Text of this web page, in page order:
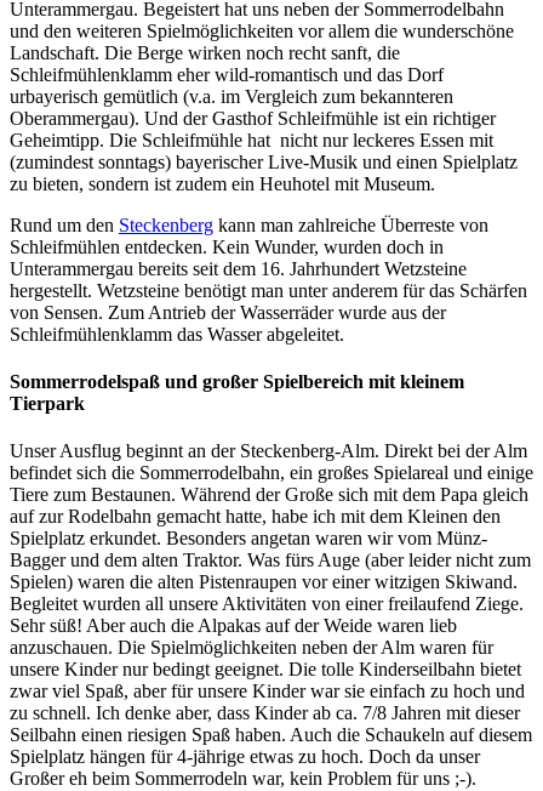
Unterammergau. Begeistert hat uns neben der Sommerrodelbahn
und den weiteren Spielmöglichkeiten vor allem die wunderschöne
Landschaft. Die Berge wirken noch recht sanft, die
Schleifmühlenklamm eher wild-romantisch und das Dorf
urbayerisch gemütlich (v.a. im Vergleich zum bekannteren
Oberammergau). Und der Gasthof Schleifmühle ist ein richtiger
Geheimtipp. Die Schleifmühle hat nicht nur leckeres Essen mit
(zumindest sonntags) bayerischer Live-Musik und einen Spielplatz
zu bieten, sondern ist zudem ein Heuhotel mit Museum.
Rund um den Steckenberg kann man zahlreiche Überreste von
Schleifmühlen entdecken. Kein Wunder, wurden doch in
Unterammergau bereits seit dem 16. Jahrhundert Wetzsteine
hergestellt. Wetzsteine benötigt man unter anderem für das Schärfen
von Sensen. Zum Antrieb der Wasserräder wurde aus der
Schleifmühlenklamm das Wasser abgeleitet.
Sommerrodelspaß und großer Spielbereich mit kleinem
Tierpark
Unser Ausflug beginnt an der Steckenberg-Alm. Direkt bei der Alm
befindet sich die Sommerrodelbahn, ein großes Spielareal und einige
Tiere zum Bestaunen. Während der Große sich mit dem Papa gleich
auf zur Rodelbahn gemacht hatte, habe ich mit dem Kleinen den
Spielplatz erkundet. Besonders angetan waren wir vom Münz-
Bagger und dem alten Traktor. Was fürs Auge (aber leider nicht zum
Spielen) waren die alten Pistenraupen vor einer witzigen Skiwand.
Begleitet wurden all unsere Aktivitäten von einer freilaufend Ziege.
Sehr süß! Aber auch die Alpakas auf der Weide waren lieb
anzuschauen. Die Spielmöglichkeiten neben der Alm waren für
unsere Kinder nur bedingt geeignet. Die tolle Kinderseilbahn bietet
zwar viel Spaß, aber für unsere Kinder war sie einfach zu hoch und
zu schnell. Ich denke aber, dass Kinder ab ca. 7/8 Jahren mit dieser
Seilbahn einen riesigen Spaß haben. Auch die Schaukeln auf diesem
Spielplatz hängen für 4-jährige etwas zu hoch. Doch da unser
Großer eh beim Sommerrodeln war, kein Problem für uns ;-).